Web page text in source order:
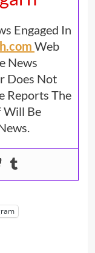
Engaged In
Web
News
Does Not
Reports The
Will Be